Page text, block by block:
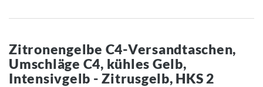
Zitronengelbe C4-Versandtaschen,
Umschläge C4, kühles Gelb,
Intensivgelb - Zitrusgelb, HKS 2